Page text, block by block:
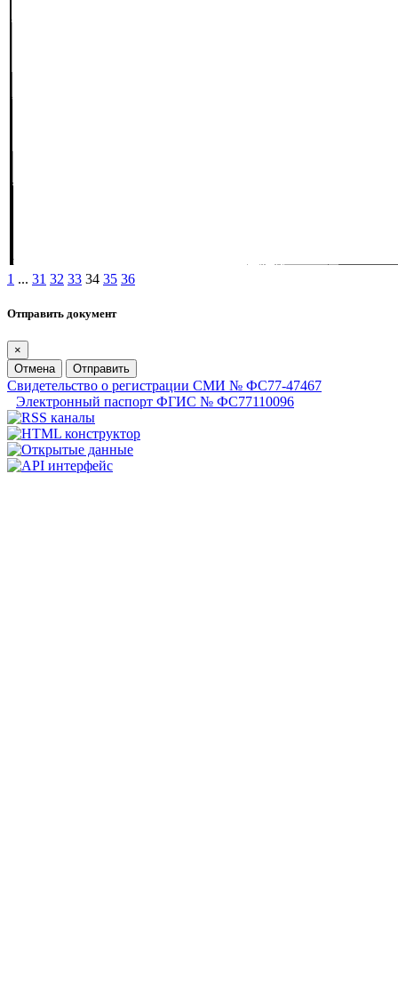
1 ... 31 32 33 34 35 36
Отправить документ
×
Отмена
Отправить
Свидетельство о регистрации СМИ № ФС77-47467
Электронный паспорт ФГИС № ФС77110096